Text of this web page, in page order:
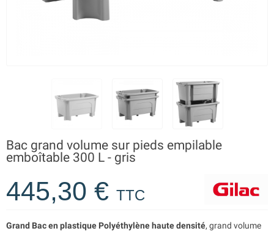
Bac grand volume sur pieds empilable
emboîtable 300 L - gris
445,30 € TTC
Grand Bac en plastique Polyéthylène haute densité, grand volume